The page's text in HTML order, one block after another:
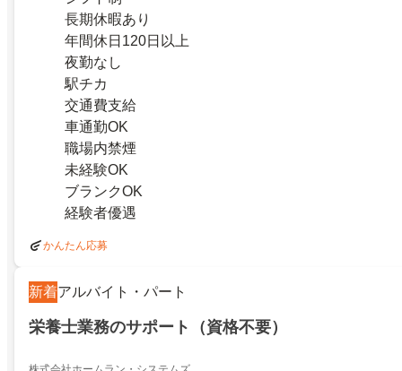
長期休暇あり
年間休日120日以上
夜勤なし
駅チカ
交通費支給
車通勤OK
職場内禁煙
未経験OK
ブランクOK
経験者優遇
かんたん応募
新着アルバイト・パート
栄養士業務のサポート（資格不要）